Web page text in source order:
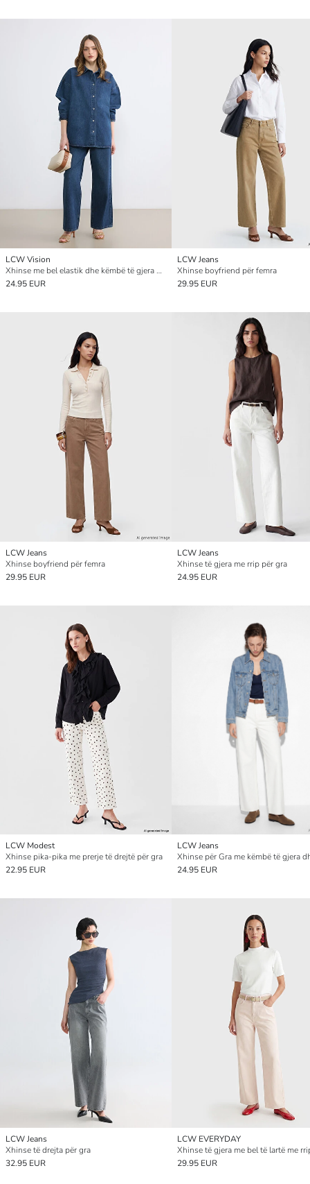
LCW Vision
Xhinse me bel elastik dhe këmbë të gjera për gra
24.95 EUR
LCW Jeans
Xhinse boyfriend për femra
29.95 EUR
LCW Jeans
Xhinse boyfriend për femra
29.95 EUR
LCW Jeans
Xhinse të gjera me rrip për gra
24.95 EUR
LCW Modest
Xhinse pika-pika me prerje të drejtë për gra
22.95 EUR
LCW Jeans
24.95 EUR
LCW Jeans
Xhinse të drejta për gra
32.95 EUR
LCW EVERYDAY
29.95 EUR